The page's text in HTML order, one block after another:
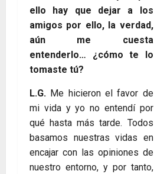
ello hay que dejar a los
amigos por ello, la verdad,
aún me cuesta
entenderlo… ¿cómo te lo
tomaste tú?
L.G. Me hicieron el favor de
mi vida y yo no entendí por
qué hasta más tarde. Todos
basamos nuestras vidas en
encajar con las opiniones de
nuestro entorno, y por tanto,